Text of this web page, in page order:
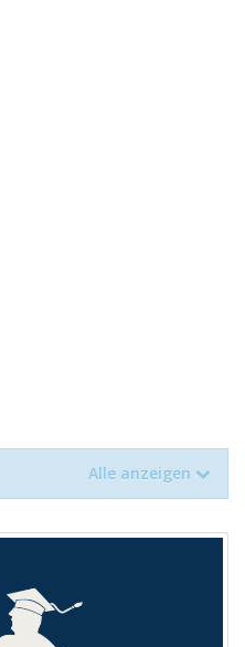
Alle anzeigen